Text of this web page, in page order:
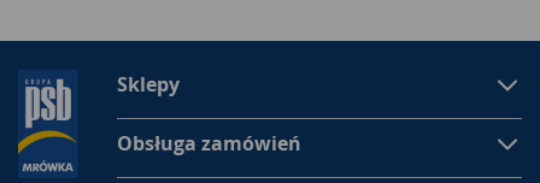
Sklepy
Obsługa zamówień